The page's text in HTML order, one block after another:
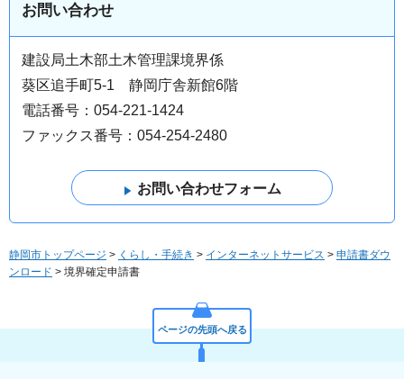
お問い合わせ
建設局土木部土木管理課境界係
葵区追手町5-1 静岡庁舎新館6階
電話番号：054-221-1424
ファックス番号：054-254-2480
静岡市トップページ > くらし・手続き > インターネットサービス > 申請書ダウ
ンロード > 境界確定申請書
ページの先頭へ戻る